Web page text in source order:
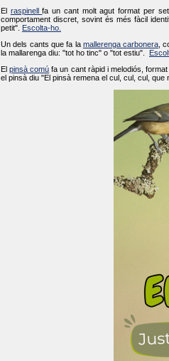
El raspinellfa un cant molt agut format per
comportament discret, sovint és més fàcil
petit".
Escolta-ho.
Un dels cants que fa la mallerenga carbonera ,
la mallarenga diu: "tot ho tinc" o "tot estiu".
Elpinsà comú fa un cant ràpid i melodiós,
el pinsà diu "El pinsà remena el cul, cul, cul,